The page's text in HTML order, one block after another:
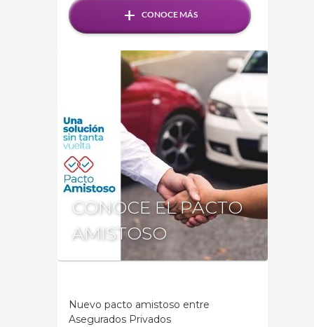
+ CONOCE MÁS
CONOCE EL PACTO
AMISTOSO
Nuevo pacto amistoso entre
Asegurados Privados